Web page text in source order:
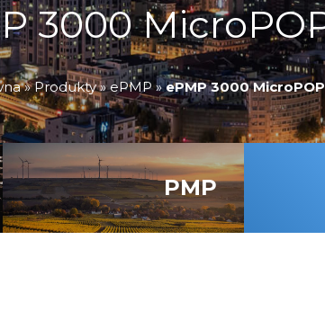
3000
»Produkty»ePMP»ePMP 3000 MicroPOP
PMP